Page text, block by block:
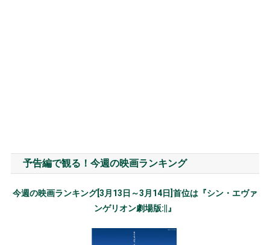
予告編で観る！今週の映画ランキング
今週の映画ランキング[3月13日～3月14日]首位は『シン・エヴァ
ンゲリオン劇場版:||』